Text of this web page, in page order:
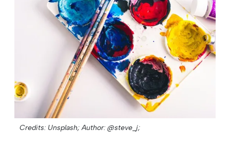
Credits: Unsplash; Author: @steve_j;